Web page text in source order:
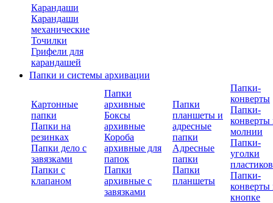
Карандаши
Карандаши
механические
Точилки
Грифели для
карандашей
Папки и системы архивации
Картонные
папки
Папки на
резинках
Папки дело с
завязками
Папки с
клапаном
Папки
архивные
Боксы
архивные
Короба
архивные для
папок
Папки
архивные с
завязками
Папки
планшеты и
адресные
папки
Адресные
папки
Папки
планшеты
Папки-
конверты
Папки-
конверты
молнии
Папки-
уголки
Папки-
конверты
кнопке